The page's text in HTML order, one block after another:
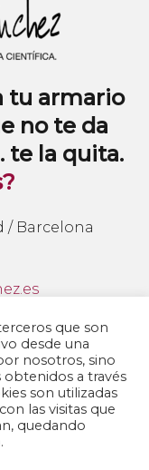
tu armario
no te da
te la quita.
/ Barcelona
todo lo que
que son
desde una
nosotros, sino
a través
son utilizadas
las visitas que
quedando